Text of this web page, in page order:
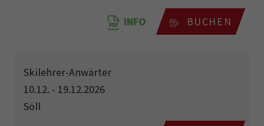
INFO BUCHEN
Skilehrer-Anwärter
10.12. - 19.12.2026
Söll